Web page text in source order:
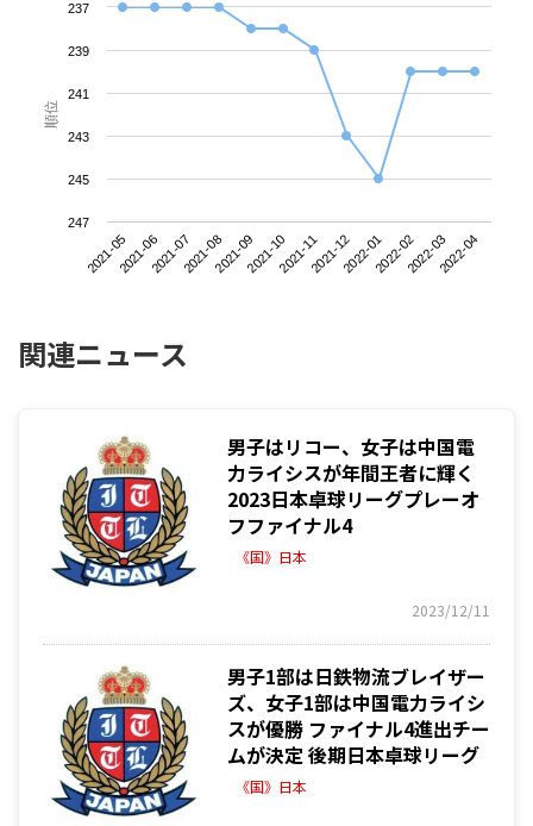
順位
2021-052021-062021-072021-082021-092021-102021-112021-122022-012022-022022-032022-04
237
239
241
243
245
247
関連ニュース
男子はリコー、女子は中国電
力ライシスが年間王者に輝く
2023日本卓球リーグプレーオ
フファイナル4
《国》日本
2023/12/11
男子1部は日鉄物流ブレイザー
ズ、女子1部は中国電力ライシ
スが優勝 ファイナル4進出チー
ムが決定 後期日本卓球リーグ
《国》日本